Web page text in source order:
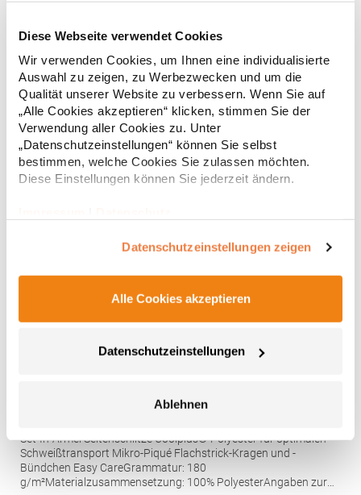
Diese Webseite verwendet Cookies
Wir verwenden Cookies, um Ihnen eine individualisierte
Auswahl zu zeigen, zu Werbezwecken und um die
Qualität unserer Website zu verbessern. Wenn Sie auf
„Alle Cookies akzeptieren“ klicken, stimmen Sie der
Verwendung aller Cookies zu. Unter
„Datenschutzeinstellungen“ können Sie selbst
bestimmen, welche Cookies Sie zulassen möchten.
Diese Einstellungen können Sie jederzeit ändern.
Datenschutzeinstellungen zeigen
Alle Cookies akzeptieren
Datenschutzeinstellungen
Ablehnen
Strapazierfähiges Polohemd aus Mischgewebe Overlock-Nähte
mit Polyfilm für Formstabilität Flachstrick-Kragen und
Ärmelbündchen in Rippstrick Doppelnähte an Schultern
Verstärkte Nähte an stark beanspruchten Stellen Neutrales
Etikett im Kragen für die einfache Veredelung/Personalisierung
Verstärkte Knopfleiste mit drei Knöpfen Aufgesetzte
Brusttasche mit Knopfverschluss Verstärkte Seitenschlitze
Eigenschaften, Atmungsaktivität und Verzugkontrolle Weicher,
auf der linken BrustseiteGrammatur: 200
BaumwolleAngaben zur Produktsicherheit: Herst.-Nr.:
R312XHersteller: Result Clothing Ltd. Narcisova 1 821 01
Bratislava Slowakei E-Mail: sales@resultclothing.com
ab16,05 € *
* Preise inkl. gesetzlicher Mwst. +Versandkosten *
W475 Henbury Herren Coolplus®
Set-In-Ärmel Seitenschlitze Coolplus®-Polyester für optimalen
Schweißtransport Mikro-Piqué Flachstrick-Kragen und -
Bündchen Easy CareGrammatur: 180
g/m²Materialzusammensetzung: 100% PolyesterAngaben zur